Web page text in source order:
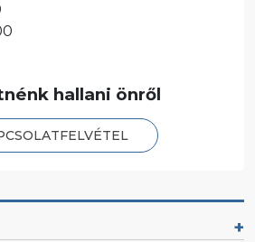
hallani önről